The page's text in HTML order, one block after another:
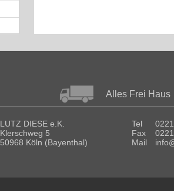
Alles Frei Haus
LUTZ DIESE e.K.
Klerschweg 5
50968 Köln (Bayenthal)
Tel
Fax
Mail